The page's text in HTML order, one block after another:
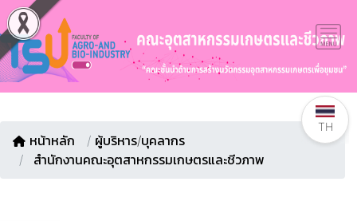
หน้าหลัก / ผู้บริหาร/บุคลากร
สำนักงานคณะอุตสาหกรรมเกษตรและชีวภาพ
TH